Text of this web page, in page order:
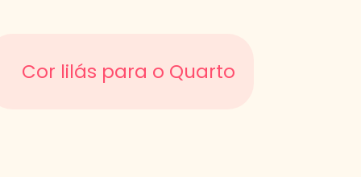
Cor lilás para o Quarto